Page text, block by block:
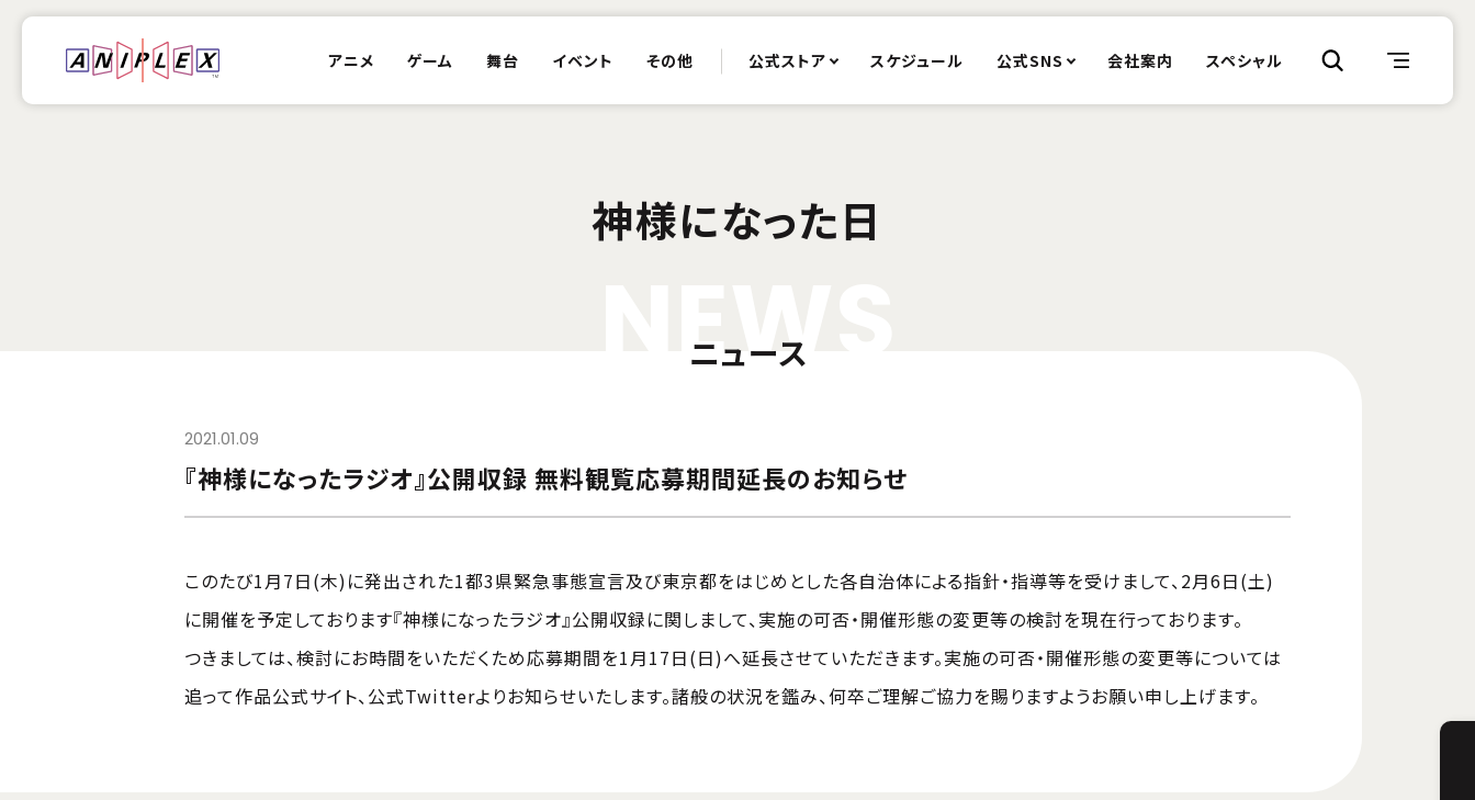
アニメ ゲーム 舞台 イベント その他 公式ストア スケジュール 公式SNS 会社案内 スペシャル
神様になった日
EW
ニュース
2021.01.09
『神様になったラジオ』公開収録 無料観覧応募期間延長のお知らせ
このたび1月7日(木)に発出された1都3県緊急事態宣言及び東京都をはじめとした各自治体による指針・指導等を受けまして、2月6日(土)
に開催を予定しております『神様になったラジオ』公開収録に関しまして、実施の可否・開催形態の変更等の検討を現在行っております。
つきましては、検討にお時間をいただくため応募期間を1月17日(日)へ延長させていただきます。実施の可否・開催形態の変更等については
追って作品公式サイト、公式Twitterよりお知らせいたします。諸般の状況を鑑み、何卒ご理解ご協力を賜りますようお願い申し上げます。